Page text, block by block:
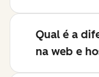
Qual é a
na web e